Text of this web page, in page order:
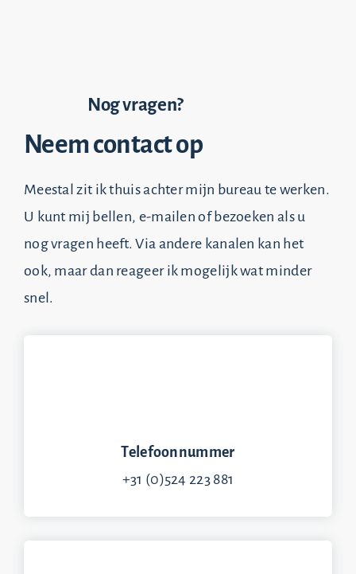
Nog vragen?
Neem contact op
Meestal zit ik thuis achter mijn bureau te werken.
U kunt mij bellen, e-mailen of bezoeken als u
nog vragen heeft. Via andere kanalen kan het
ook, maar dan reageer ik mogelijk wat minder
snel.
Telefoonnummer
+31 (0)524 223 881